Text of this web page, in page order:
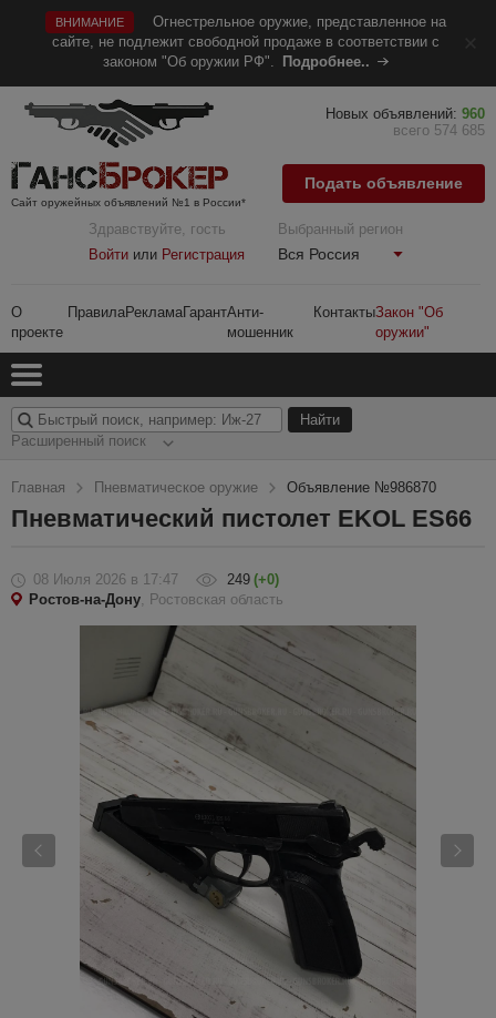
ВНИМАНИЕ
Огнестрельное оружие, представленное на
сайте, не подлежит свободной продаже в соответствии с
законом "Об оружии РФ".
Подробнее..
Сайт оружейных объявлений №1 в России*
Здравствуйте, гость
Войти или Регистрация
Выбранный регион
Вся Россия
О
проекте
ПравилаРекламаГарантАнти-
мошенник
КонтактыЗакон "Об
оружии"
Новых объявлений: 960
всего 574 685
Подать объявление
Расширенный поиск
Главная Пневматическое оружие Объявление №986870
Пневматический пистолет EKOL ES66
08 Июля 2026 в 17:47 249 (+0)
Ростов-на-Дону, Ростовская область